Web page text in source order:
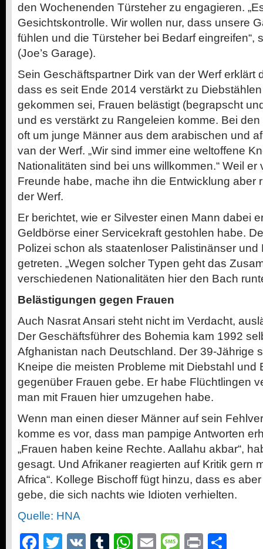
den Wochenenden Türsteher zu engagieren.
Gesichtskontrolle. Wir wollen nur, dass unsere
fühlen und die Türsteher bei Bedarf eingreifen“,
(Joe’s Garage).
Sein Geschäftspartner Dirk van der Werf erklärt
dass es seit Ende 2014 verstärkt zu
gekommen sei, Frauen belästigt (begrapscht
und es verstärkt zu Rangeleien komme. Bei
oft um junge Männer aus dem arabischen und
van der Werf. „Wir sind immer eine weltoffene
Nationalitäten sind bei uns willkommen.“ Weil
Freunde habe, mache ihn die Entwicklung aber
der Werf.
Er berichtet, wie er Silvester einen Mann dabei
Geldbörse einer Servicekraft gestohlen habe.
Polizei schon als staatenloser Palistinänser
getreten. „Wegen solcher Typen geht das
verschiedenen Nationalitäten hier den Bach
Belästigungen gegen Frauen
Auch Nasrat Ansari steht nicht im Verdacht,
Der Geschäftsführer des Bohemia kam 1992
Afghanistan nach Deutschland. Der 39-Jährige
Kneipe die meisten Probleme mit Diebstahl und
gegenüber Frauen gebe. Er habe Flüchtlingen
man mit Frauen hier umzugehen habe.
Wenn man einen dieser Männer auf sein
komme es vor, dass man pampige Antworten
„Frauen haben keine Rechte. Aallahu akbar“,
gesagt. Und Afrikaner reagierten auf Kritik gern
Africa“. Kollege Bischoff fügt hinzu, dass es
gebe, die sich nachts wie Idioten verhielten.
Quelle: HNA
Facebook
Twitter
VK Tumblr
WhatsApp
EmailMessage
Print